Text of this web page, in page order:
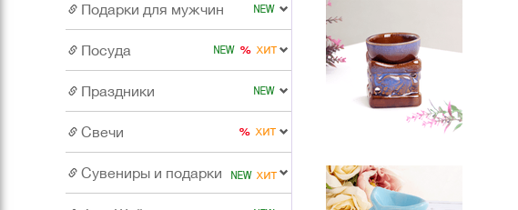
Подарки для мужчин
Посуда
Праздники
Свечи
Сувениры и подарки